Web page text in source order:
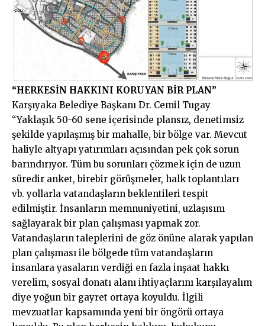
“HERKESİN HAKKINI KORUYAN BİR PLAN”
Karşıyaka Belediye Başkanı Dr. Cemil Tugay
“Yaklaşık 50-60 sene içerisinde plansız, denetimsiz
şekilde yapılaşmış bir mahalle, bir bölge var. Mevcut
haliyle altyapı yatırımları açısından pek çok sorun
barındırıyor. Tüm bu sorunları çözmek için de uzun
süredir anket, birebir görüşmeler, halk toplantıları
vb. yollarla vatandaşların beklentileri tespit
edilmiştir. İnsanların memnuniyetini, uzlaşısını
sağlayarak bir plan çalışması yapmak zor.
Vatandaşların taleplerini de göz önüne alarak yapılan
plan çalışması ile bölgede tüm vatandaşların
insanlara yasaların verdiği en fazla inşaat hakkı
verelim, sosyal donatı alanı ihtiyaçlarını karşılayalım
diye yoğun bir gayret ortaya koyuldu. İlgili
mevzuatlar kapsamında yeni bir öngörü ortaya